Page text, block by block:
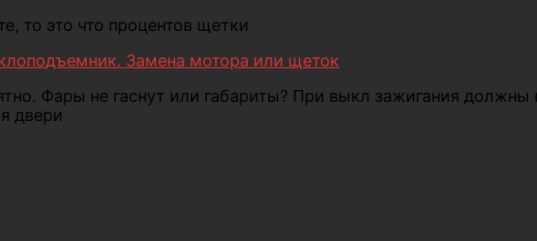
то это что процентов щетки
Замена мотора или щеток
Фары не гаснут или габариты? При выкл зажигания должны
двери